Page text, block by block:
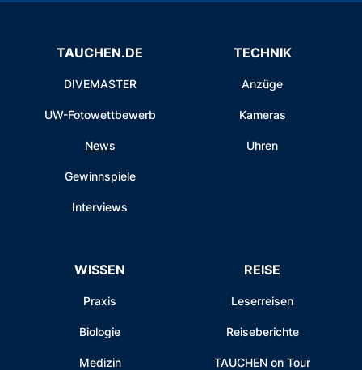
TAUCHEN.DE
DIVEMASTER
UW-Fotowettbewerb
News
Gewinnspiele
Interviews
TECHNIK
Anzüge
Kameras
Uhren
WISSEN
Praxis
Biologie
Medizin
REISE
Leserreisen
Reiseberichte
TAUCHEN on Tour